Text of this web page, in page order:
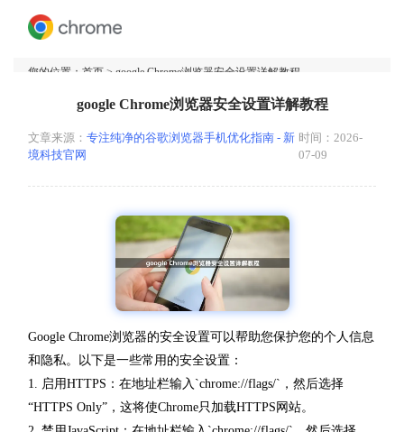
您的位置： 首页 > google Chrome浏览器安全设置详解教程
google Chrome浏览器安全设置详解教程
文章来源： 专注纯净的谷歌浏览器手机优化指南 - 新
境科技官网
时间：2026-
07-09
Google Chrome浏览器的安全设置可以帮助您保护您的个人信息
和隐私。以下是一些常用的安全设置：
1. 启用HTTPS：在地址栏输入`chrome://flags/`，然后选择
“HTTPS Only”，这将使Chrome只加载HTTPS网站。